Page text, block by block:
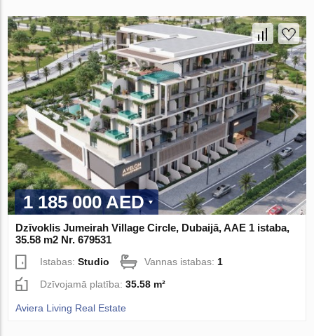
1 185 000 AED
Dzīvoklis Jumeirah Village Circle, Dubaijā, AAE 1 istaba,
35.58 m2 Nr. 679531
Istabas:Studio Vannas istabas:1
Dzīvojamā platība:35.58 m²
Aviera Living Real Estate